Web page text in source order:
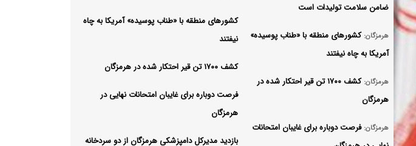
ضامن سلامت تولیدات است
هرمزگان: کشورهای منطقه با «طناب پوسیده»
آمریکا به چاه نیفتند
هرمزگان:
کشف ۱۷۰۰ تن قیر احتکار شده در
هرمزگان
هرمزگان: فرصت دوباره برای غایبان امتحانات
کشورهای منطقه با «طناب پوسیده» آمریکا به چاه
نیفتند
کشف ۱۷۰۰ تن قیر احتکار شده در هرمزگان
فرصت دوباره برای غایبان امتحانات نهایی در
هرمزگان
بازدید مدیرکل دامپزشکی هرمزگان از دو سردخانه